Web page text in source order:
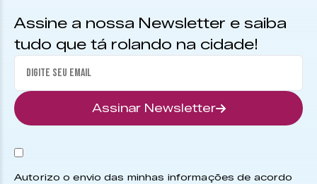
Assine a nossa Newsletter e saiba
tudo que tá rolando na cidade!
Assinar Newsletter
Autorizo o envio das minhas informações de acordo